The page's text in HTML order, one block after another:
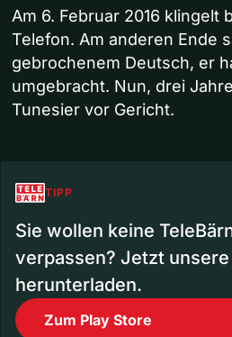
Am 6. Februar 2016 klingelt
Telefon. Am anderen Ende
gebrochenem Deutsch, er
umgebracht. Nun, drei
Tunesier vor Gericht.
TIPP
Sie wollen keine
verpassen? Jetzt
herunterladen.
Zum Play Store